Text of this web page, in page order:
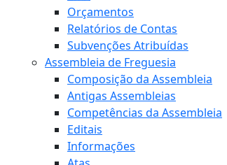
Orçamentos
Relatórios de Contas
Subvenções Atribuídas
Assembleia de Freguesia
Composição da Assembleia
Antigas Assembleias
Competências da Assembleia
Editais
Informações